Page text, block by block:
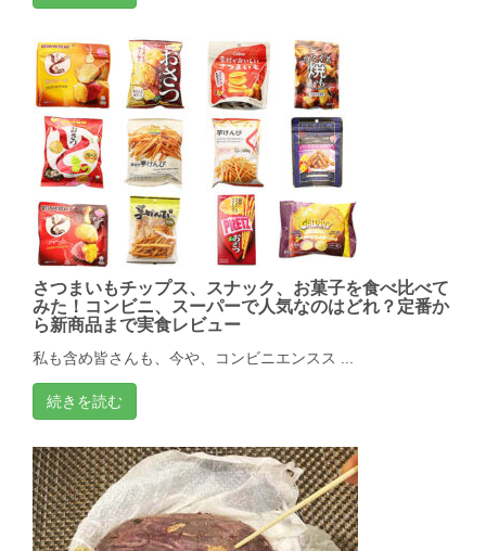
さつまいもチップス、スナック、お菓子を食べ比べて
みた！コンビニ、スーパーで人気なのはどれ？定番か
ら新商品まで実食レビュー
私も含め皆さんも、今や、コンビニエンスス ...
続きを読む